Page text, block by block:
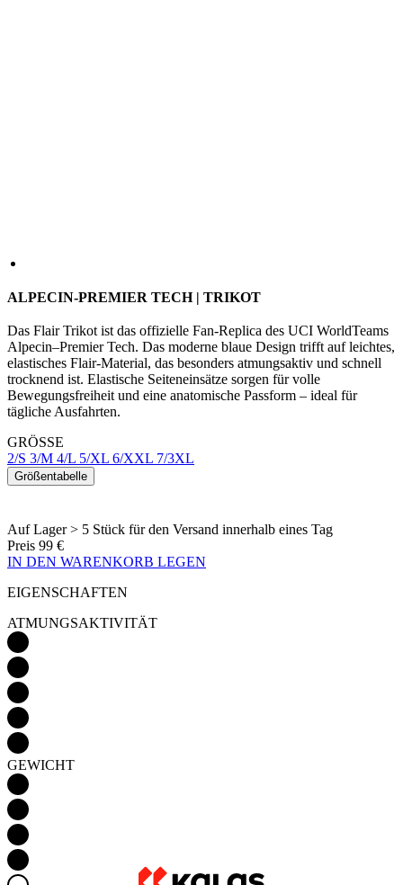
Alpecin–Premier Tech. Das moderne blaue Design trifft auf leichtes,
trocknend ist. Elastische Seiteneinsätze sorgen für volle
tägliche Ausfahrten.
GRÖSSE
2/S 3/M 4/L 5/XL 6/XXL 7/3XL
Größentabelle
Auf Lager > 5 Stückfür den Versand innerhalb eines Tag
Preis99 €
IN DEN WARENKORB LEGEN
ATMUNGSAKTIVITÄT
GEWICHT
AERODYNAMIK